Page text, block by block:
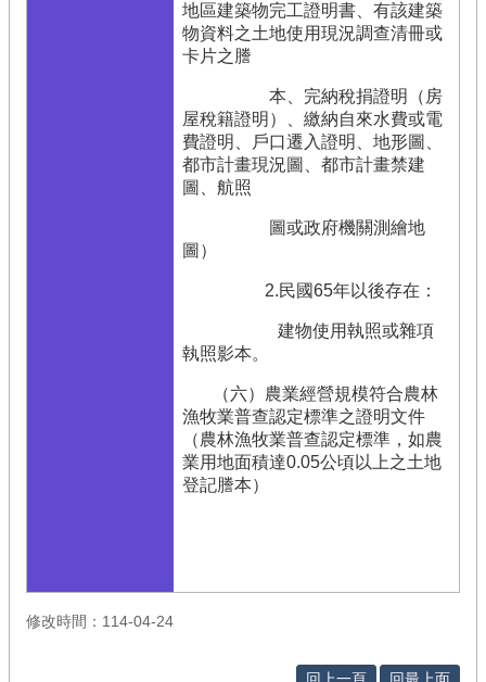
地區建築物完工證明書、有該建築
物資料之土地使用現況調查清冊或
卡片之謄
本、完納稅捐證明（房
屋稅籍證明）、繳納自來水費或電
費證明、戶口遷入證明、地形圖、
都市計畫現況圖、都市計畫禁建
圖、航照
圖或政府機關測繪地
圖）
2.民國65年以後存在：
建物使用執照或雜項
執照影本。
（六）農業經營規模符合農林
漁牧業普查認定標準之證明文件
（農林漁牧業普查認定標準，如農
業用地面積達0.05公頃以上之土地
登記謄本）
修改時間：114-04-24
回上一頁 回最上面